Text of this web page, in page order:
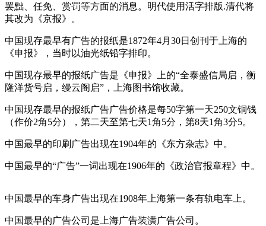
罢黜、任免、赏罚等方面的消息。明代使用活字排版.清代将
其改为《京报》。
中国现存最早有广告的报纸是1872年4月30日创刊于上海的
《申报》，当时以油光纸铅字排印。
中国现存最早的报纸广告是《申报》上的“全泰盛信局启，衡
隆洋货号启，缦云阁启”，上海图书馆收藏。
中国现存最早的报纸广告广告价格是每50字第一天250文铜钱
（作价2角5分），第二天至第七天1角5分，第8天1角3分5。
中国最早的印刷广告出现在1904年的《东方杂志》中。
中国最早的“广告”一词出现在1906年的《政治官报章程》中。
中国最早的车身广告出现在1908年上海第一条有轨电车上。
中国最早的广告公司是上海广告装潢广告公司。